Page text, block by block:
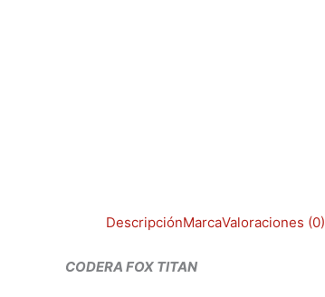
DescripciónMarcaValoraciones (0)
CODERA FOX TITAN